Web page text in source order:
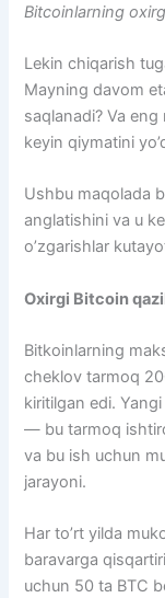
Bitcoinlarning
Lekin chiqarish
Mayning davom
saqlanadi? Va
keyin qiymatini
Ushbu maqolada
anglatishini va u
o’zgarishlar
Oxirgi Bitcoin
Bitkoinlarning
cheklov tarmoq
kiritilgan edi.
— bu tarmoq
va bu ish uchun
jarayoni.
Har to’rt yilda
baravarga
uchun 50 ta BTC